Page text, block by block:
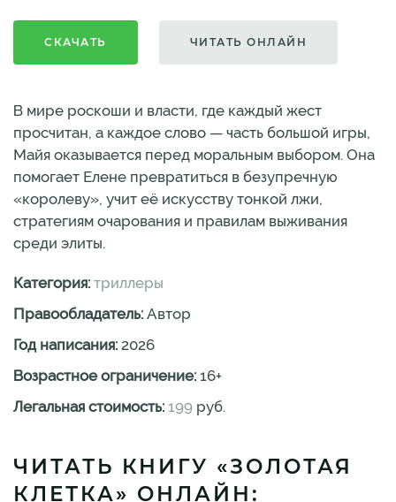
СКАЧАТЬ ЧИТАТЬ ОНЛАЙН
В мире роскоши и власти, где каждый жест
просчитан, а каждое слово — часть большой игры,
Майя оказывается перед моральным выбором. Она
помогает Елене превратиться в безупречную
«королеву», учит её искусству тонкой лжи,
стратегиям очарования и правилам выживания
среди элиты.
Категория: триллеры
Правообладатель: Автор
Год написания: 2026
Возрастное ограничение: 16+
Легальная стоимость: 199 руб.
ЧИТАТЬ КНИГУ «ЗОЛОТАЯ
КЛЕТКА» ОНЛАЙН: